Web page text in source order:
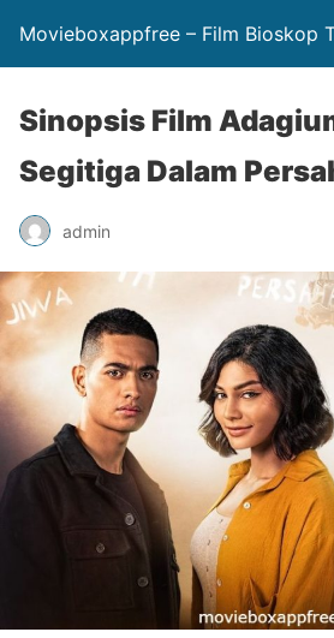
Movieboxappfree – Film Bioskop
Sinopsis Film
Segitiga Dalam
admin